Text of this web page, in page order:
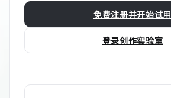
免费注册并开始试用
登录创作实验室